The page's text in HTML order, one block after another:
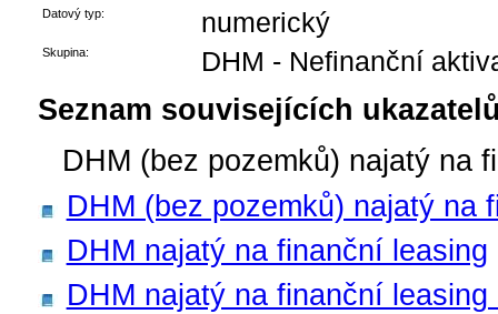
Datový typ: numerický
Skupina: DHM - Nefinanční
Seznam souvisejících
DHM (bez pozemků) najatý na
DHM (bez pozemků) najatý
DHM najatý na finanční leasing
DHM najatý na finanční